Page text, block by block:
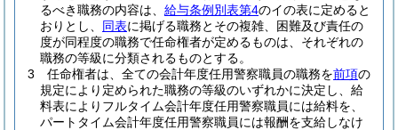
るべき職務の内容は、 給与条例別表第4のイの表に定めると
おりとし、 同表に掲げる職務とその複雑、困難及び責任の
度が同程度の職務で任命権者が定めるものは、それぞれの
職務の等級に分類されるものとする。
3
任命権者は、全ての会計年度任用警察職員の職務を前項の
規定により定められた職務の等級のいずれかに決定し、給
料表によりフルタイム会計年度任用警察職員には給料を、
パートタイム会計年度任用警察職員には報酬を支給しなけ